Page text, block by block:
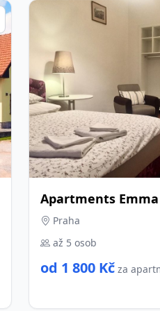
Apartments Emma
Praha
až 5 osob
od 1 800 Kč za